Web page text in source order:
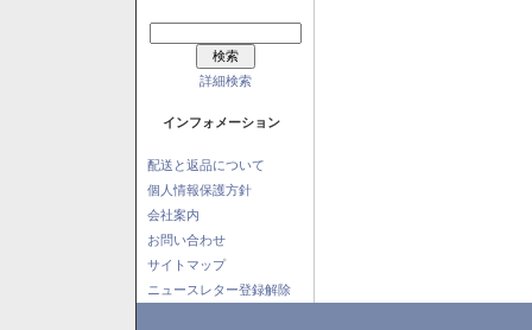
詳細検索
インフォメーション
配送と返品について
個人情報保護方針
会社案内
お問い合わせ
サイトマップ
ニュースレター登録解除